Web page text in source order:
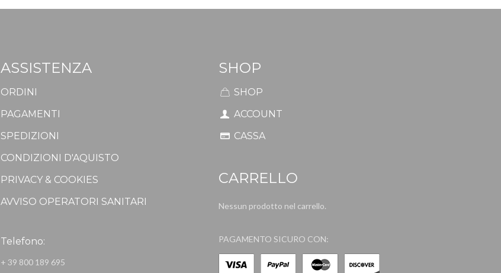
ASSISTENZA
ORDINI
PAGAMENTI
SPEDIZIONI
CONDIZIONI D'AQUISTO
PRIVACY & COOKIES
AVVISO OPERATORI SANITARI
Telefono:
+ 39 800 189 695
SHOP
SHOP
ACCOUNT
CASSA
CARRELLO
Nessun prodotto nel carrello.
PAGAMENTO SICURO CON: